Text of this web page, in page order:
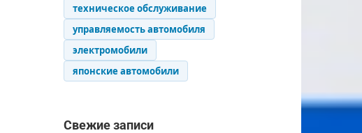
техническое обслуживание
управляемость автомобиля
электромобили
японские автомобили
Свежие записи